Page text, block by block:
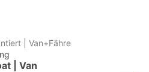
| Van+Fähre
| Van